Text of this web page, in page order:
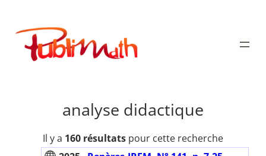
contenu
Publimath
analyse didactique
Il y a 160 résultats pour cette recherche